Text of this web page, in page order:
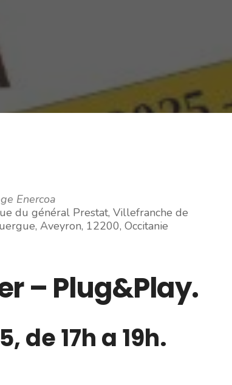
Enercoa
du général Prestat, Villefranche de
Aveyron, 12200, Occitanie
– Plug&Play.
de 17h a 19h.